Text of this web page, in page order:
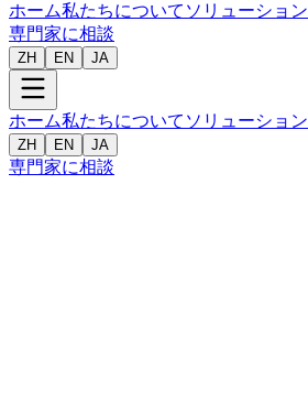
ホーム私たちについて ソリューション
専門家に相談
ZH EN JA
ホーム私たちについて ソリューション
ZH EN JA
専門家に相談